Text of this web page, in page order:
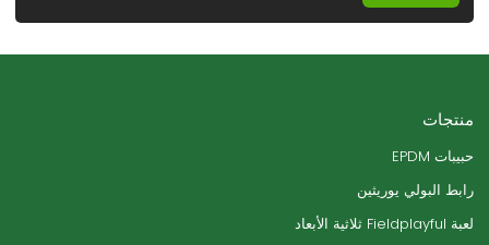
منتجات
حبيبات EPDM
رابط البولي يوريثين
لعبة Fieldplayful ثلاثية الأبعاد